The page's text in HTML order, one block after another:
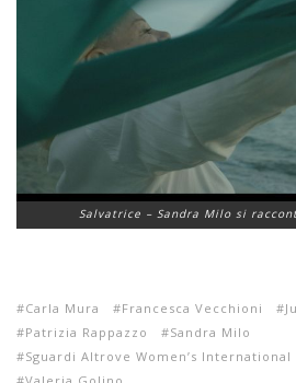
Salvatrice – Sandra Milo si
Carla Mura Francesca Vecchioni
Patrizia Rappazzo
Sandra Milo
Sguardi Altrove Women’s International